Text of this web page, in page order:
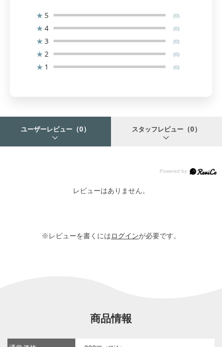
★ 5 (0)
★ 4 (0)
★ 3 (0)
★ 2 (0)
★ 1 (0)
ユーザーレビュー （0） スタッフレビュー （0）
レビューはありません。
※レビューを書くにはログインが必要です。
商品情報